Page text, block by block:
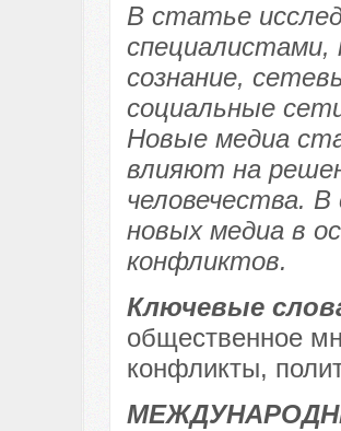
В статье
специалистами,
сознание,
социальные
Новые медиа
влияют на
человечества.
новых медиа в
конфликтов.
Ключевые
общественное
конфликты,